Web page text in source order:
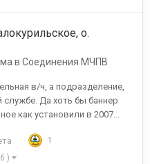
о.
в Соединения МЧПВ
в/ч, а подразделение,
Да хоть бы баннер
как установили в 2007...
1
)